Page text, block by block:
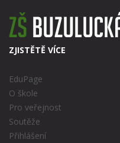
ZJISTĚTĚ VÍCE
EduPage
O škole
Pro veřejnost
Soutěže
Přihlášení